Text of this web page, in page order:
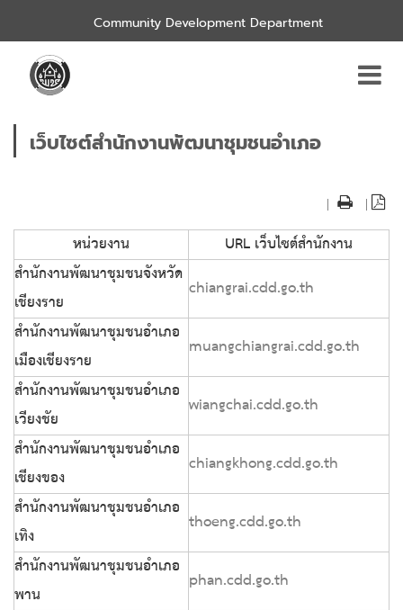
Community Development Department
เว็บไซต์สำนักงานพัฒนาชุมชนอำเภอ
| |
หน่วยงาน
URL เว็บไซต์สำนักงาน
สำนักงานพัฒนาชุมชนจังหวัด
เชียงราย
chiangrai.cdd.go.th
สำนักงานพัฒนาชุมชนอำเภอ
เมืองเชียงราย
muangchiangrai.cdd.go.th
สำนักงานพัฒนาชุมชนอำเภอ
เวียงชัย
wiangchai.cdd.go.th
สำนักงานพัฒนาชุมชนอำเภอ
เชียงของ
chiangkhong.cdd.go.th
สำนักงานพัฒนาชุมชนอำเภอ
เทิง
thoeng.cdd.go.th
สำนักงานพัฒนาชุมชนอำเภอ
พาน
phan.cdd.go.th